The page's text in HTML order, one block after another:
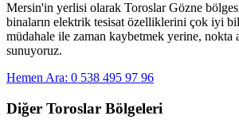
Mersin'in yerlisi olarak Toroslar Gözne
binaların elektrik tesisat özelliklerini çok iyi
müdahale ile zaman kaybetmek yerine, nokta
sunuyoruz.
Hemen Ara: 0 538 495 97 96
Diğer Toroslar Bölgeleri